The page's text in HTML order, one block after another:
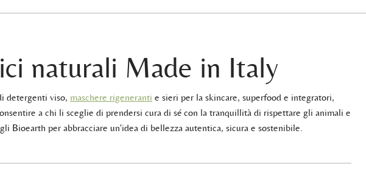
naturali Made in Italy
detergenti viso, maschere rigeneranti e sieri per la skincare, superfood e integratori,
a chi li sceglie di prendersi cura di sé con la tranquillità di rispettare gli animali e
per abbracciare un'idea di bellezza autentica, sicura e sostenibile.